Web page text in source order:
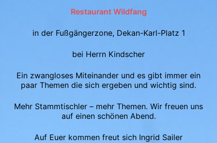
Restaurant Wildfang
in der Fußgängerzone, Dekan-Karl-Platz 1
bei Herrn Kindscher
Ein zwangloses Miteinander und es gibt immer ein
paar Themen die sich ergeben und wichtig sind.
Mehr Stammtischler – mehr Themen. Wir freuen uns
auf einen schönen Abend.
Auf Euer kommen freut sich Ingrid Sailer